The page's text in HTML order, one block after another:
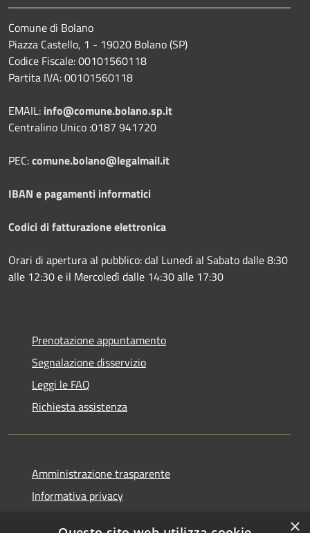
Comune di Bolano
Piazza Castello, 1 - 19020 Bolano (SP)
Codice Fiscale: 00101560118
Partita IVA: 00101560118
EMAIL: info@comune.bolano.sp.it
Centralino Unico :0187 941720
PEC:comune.bolano@legalmail.it
IBAN e pagamenti informatici
Codici di fatturazione elettronica
Orari di apertura al pubblico: dal Lunedì al Sabato dalle 8:30
alle 12:30 e il Mercoledì dalle 14:30 alle 17:30
Prenotazione appuntamento
Segnalazione disservizio
Leggi le FAQ
Richiesta assistenza
Amministrazione trasparente
Informativa privacy
×